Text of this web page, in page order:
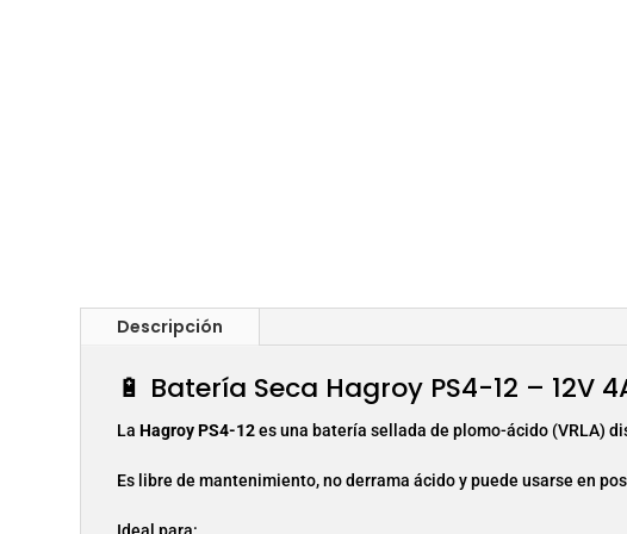
Descripción
🔋 Batería Seca Hagroy PS4-12 – 12V
LaHagroy PS4-12es una batería sellada de plomo-ácido (VRLA)
Es libre de mantenimiento, no derrama ácido y puede usarse en
Ideal para: